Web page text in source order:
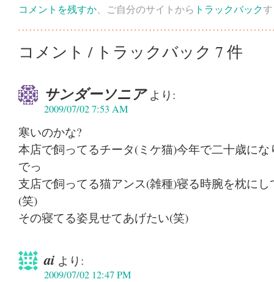
コメントを残すか、ご自分のサイトから トラックバック
コメント / トラックバック 7 件
サンダーソニア より:
2009/07/02 7:53 AM
寒いのかな?
本店で飼ってるチータ(ミケ猫)今年で二十歳にな
でっ
支店で飼ってる猫アンス(雑種)寝る時腕を枕にし
(笑)
その寝てる姿見せてあげたい(笑)
ai より:
2009/07/02 12:47 PM